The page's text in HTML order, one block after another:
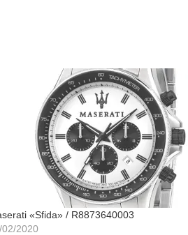
«Sfida» / R8873640003
02/2020